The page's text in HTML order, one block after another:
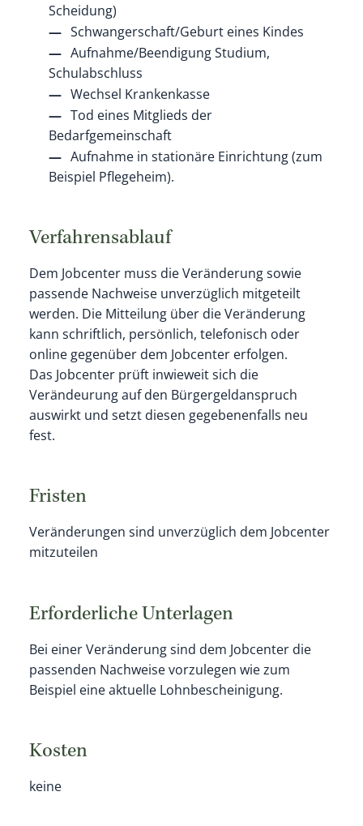
Scheidung)
Schwangerschaft/Geburt eines Kindes
Aufnahme/Beendigung Studium,
Schulabschluss
Wechsel Krankenkasse
Tod eines Mitglieds der
Bedarfgemeinschaft
Aufnahme in stationäre Einrichtung (zum
Beispiel Pflegeheim).
Verfahrensablauf
Dem Jobcenter muss die Veränderung sowie
passende Nachweise unverzüglich mitgeteilt
werden. Die Mitteilung über die Veränderung
kann schriftlich, persönlich, telefonisch oder
online gegenüber dem Jobcenter erfolgen.
Das Jobcenter prüft inwieweit sich die
Verändeurung auf den Bürgergeldanspruch
auswirkt und setzt diesen gegebenenfalls neu
fest.
Fristen
Veränderungen sind unverzüglich dem Jobcenter
mitzuteilen
Erforderliche Unterlagen
Bei einer Veränderung sind dem Jobcenter die
passenden Nachweise vorzulegen wie zum
Beispiel eine aktuelle Lohnbescheinigung.
Kosten
keine